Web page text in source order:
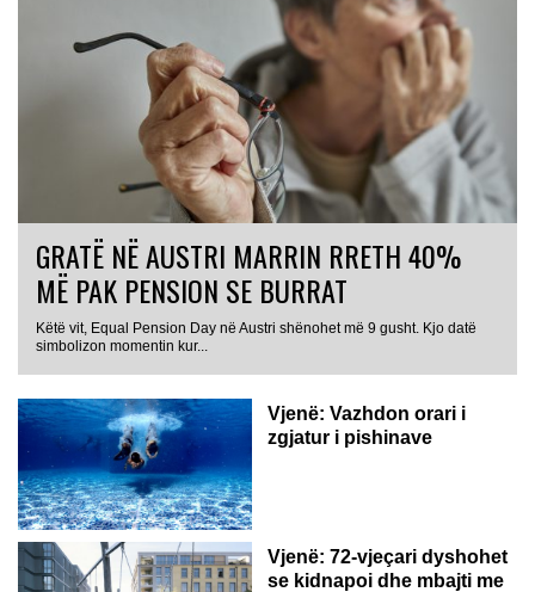
GRATË NË AUSTRI MARRIN RRETH 40%
MË PAK PENSION SE BURRAT
Këtë vit, Equal Pension Day në Austri shënohet më 9 gusht. Kjo datë
simbolizon momentin kur...
Vjenë: Vazhdon orari i
zgjatur i pishinave
Vjenë: 72-vjeçari dyshohet
se kidnapoi dhe mbajti me